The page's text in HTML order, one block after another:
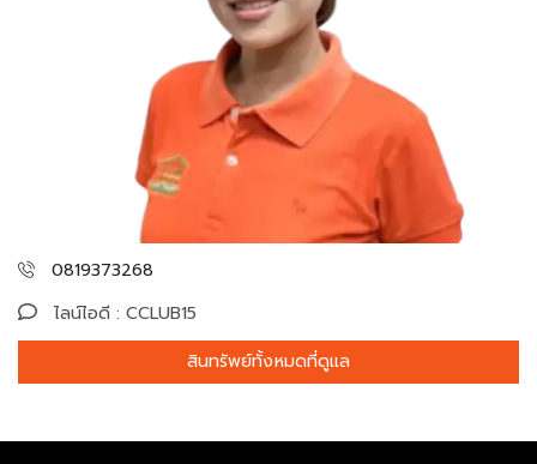
0819373268
ไลน์ไอดี : CCLUB15
สินทรัพย์ทั้งหมดที่ดูแล